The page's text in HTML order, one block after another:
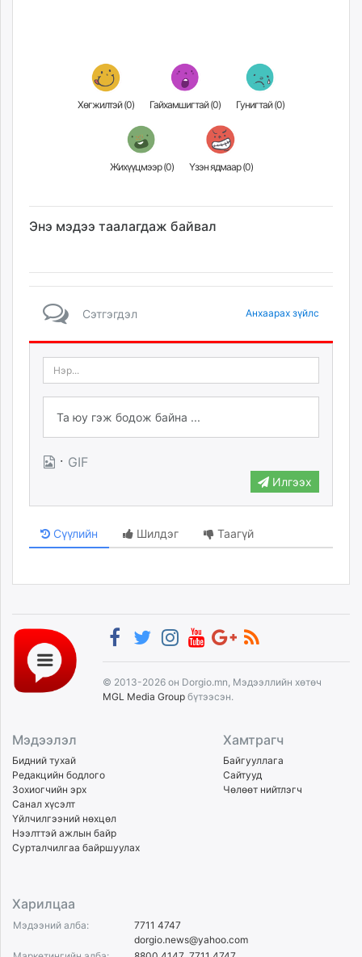
Хөгжилтэй (0) Гайхамшигтай (0) Гунигтай (0)
Жихүүцмээр (0) Үзэн ядмаар (0)
Энэ мэдээ таалагдаж байвал
Сэтгэгдэл Анхаарах зүйлс
· GIF
Илгээх
Сүүлийн Шилдэг Таагүй
© 2013-2026 он Dorgio.mn, Мэдээллийн хөтөч
MGL Media Group бүтээсэн.
Мэдээлэл
Бидний тухай
Редакцийн бодлого
Зохиогчийн эрх
Санал хүсэлт
Үйлчилгээний нөхцөл
Нээлттэй ажлын байр
Сурталчилгаа байршуулах
Хамтрагч
Байгууллага
Сайтууд
Чөлөөт нийтлэгч
Харилцаа
Мэдээний алба:
7711 4747
dorgio.news@yahoo.com